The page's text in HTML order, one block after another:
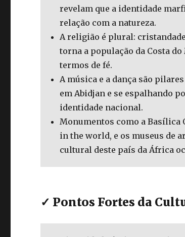
revelam que a identidade
relação com a natureza.
A religião é plural:
torna a população da Costa
termos de fé.
A música e a dança são
em Abidjan e se espalhando
identidade nacional.
Monumentos como a Basílica
in the world, e os museus de
cultural deste país da África
✓ Pontos Fortes da